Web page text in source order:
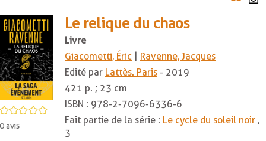
5
0avis
Le relique du chaos
Livre
Giacometti, Éric
Ravenne, Jacques
Edité par Lattès. Paris - 2019
421 p. ; 23 cm
ISBN : 978-2-7096-6336-6
Fait partie de la série : Le cycle du soleil noir ,
3